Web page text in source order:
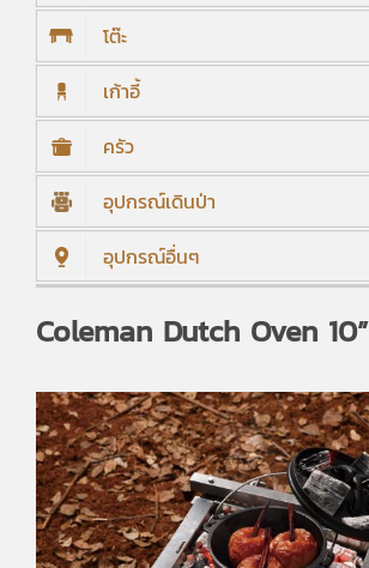
โต๊ะ
เก้าอี้
ครัว
อุปกรณ์เดินป่า
อุปกรณ์อื่นๆ
Coleman Dutch Oven 10”